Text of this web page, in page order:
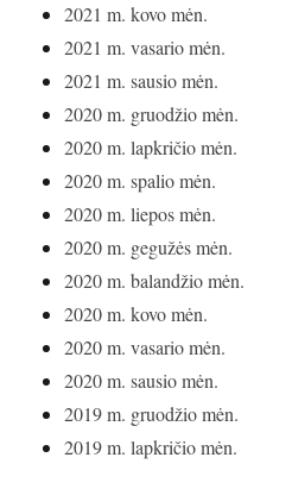
2021 m. kovo mėn.
2021 m. vasario mėn.
2021 m. sausio mėn.
2020 m. gruodžio mėn.
2020 m. lapkričio mėn.
2020 m. spalio mėn.
2020 m. liepos mėn.
2020 m. gegužės mėn.
2020 m. balandžio mėn.
2020 m. kovo mėn.
2020 m. vasario mėn.
2020 m. sausio mėn.
2019 m. gruodžio mėn.
2019 m. lapkričio mėn.